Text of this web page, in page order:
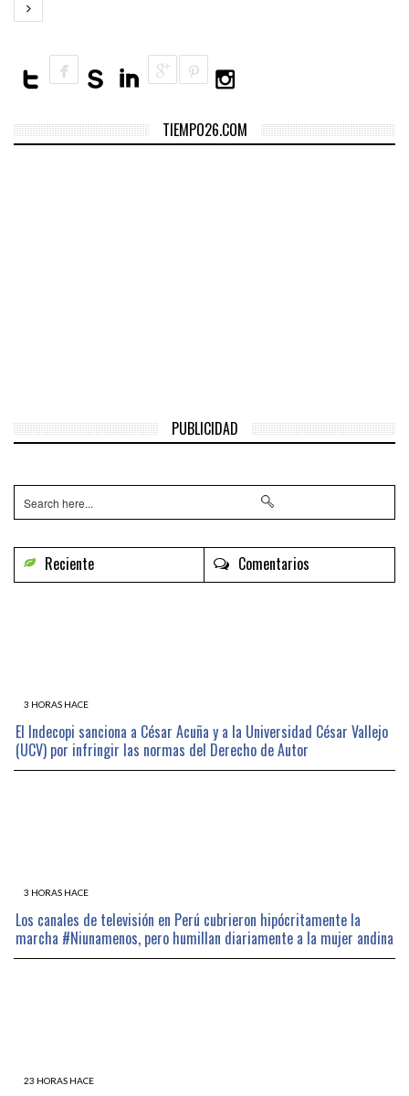
TIEMPO26.COM
PUBLICIDAD
Reciente Comentarios
3 HORAS HACE
El Indecopi sanciona a César Acuña y a la Universidad César Vallejo
(UCV) por infringir las normas del Derecho de Autor
3 HORAS HACE
Los canales de televisión en Perú cubrieron hipócritamente la
marcha #Niunamenos, pero humillan diariamente a la mujer andina
23 HORAS HACE